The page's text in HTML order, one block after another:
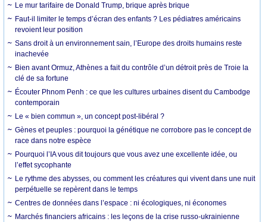
Le mur tarifaire de Donald Trump, brique après brique
Faut-il limiter le temps d’écran des enfants ? Les pédiatres américains
revoient leur position
Sans droit à un environnement sain, l’Europe des droits humains reste
inachevée
Bien avant Ormuz, Athènes a fait du contrôle d’un détroit près de Troie la
clé de sa fortune
Écouter Phnom Penh : ce que les cultures urbaines disent du Cambodge
contemporain
Le « bien commun », un concept post-libéral ?
Gènes et peuples : pourquoi la génétique ne corrobore pas le concept de
race dans notre espèce
Pourquoi l’IA vous dit toujours que vous avez une excellente idée, ou
l’effet sycophante
Le rythme des abysses, ou comment les créatures qui vivent dans une nuit
perpétuelle se repèrent dans le temps
Centres de données dans l’espace : ni écologiques, ni économes
Marchés financiers africains : les leçons de la crise russo-ukrainienne